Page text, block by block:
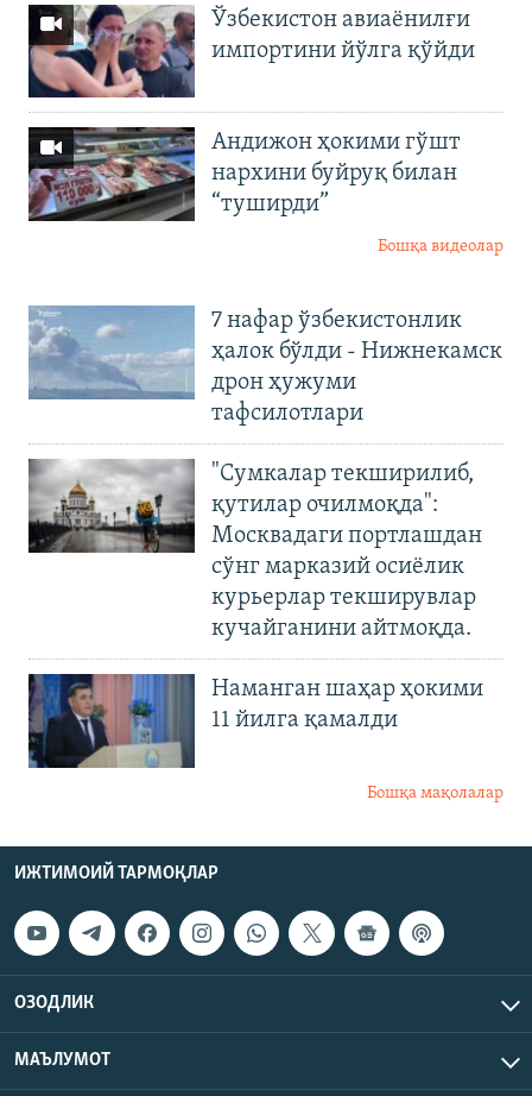
Ўзбекистон авиаёнилғи
импортини йўлга қўйди
Андижон ҳокими гўшт
нархини буйруқ билан
“туширди”
Бошқа видеолар
7 нафар ўзбекистонлик
ҳалок бўлди - Нижнекамск
дрон ҳужуми
тафсилотлари
"Сумкалар текширилиб,
қутилар очилмоқда":
Москвадаги портлашдан
сўнг марказий осиёлик
курьерлар текширувлар
кучайганини айтмоқда.
Наманган шаҳар ҳокими
11 йилга қамалди
Бошқа мақолалар
ИЖТИМОИЙ ТАРМОҚЛАР
ОЗОДЛИК
МАЪЛУМОТ